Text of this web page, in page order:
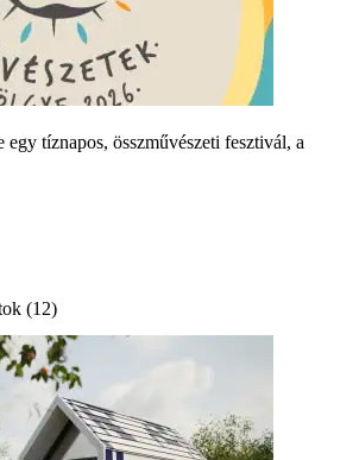
tíznapos, összművészeti fesztivál, a
(12)